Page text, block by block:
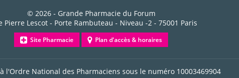
© 2026 - Grande Pharmacie du Forum
Pierre Lescot - Porte Rambuteau - Niveau -2 - 75001 Paris
Site Pharmacie Plan d'accès & horaires
l'Ordre National des Pharmaciens sous le numéro 10003469904